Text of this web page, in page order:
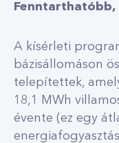
A kísérleti
bázisállomáson
telepítettek,
18,1 MWh
évente (ez egy